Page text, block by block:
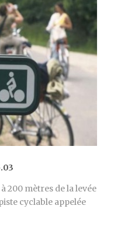
200 mètres de la levée
cyclable appelée